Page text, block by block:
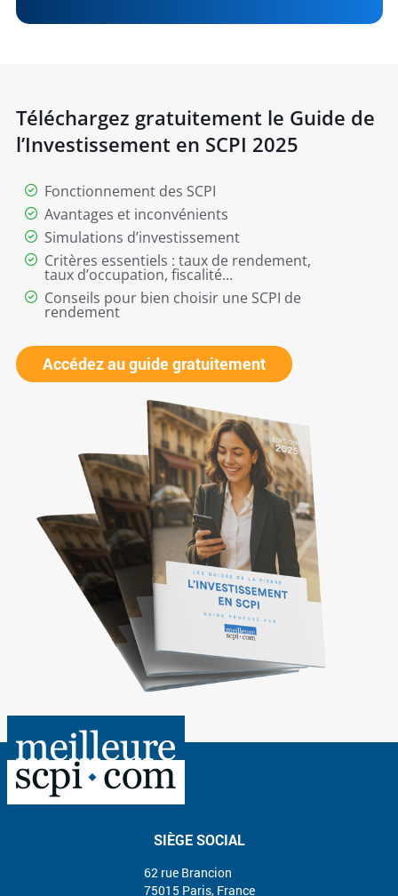
Téléchargez gratuitement le Guide de
l’Investissement en SCPI 2025
Fonctionnement des SCPI
Avantages et inconvénients
Simulations d’investissement
Critères essentiels : taux de rendement,
taux d’occupation, fiscalité...
Conseils pour bien choisir une SCPI de
rendement
Accédez au guide gratuitement
SIÈGE SOCIAL
62 rue Brancion
75015 Paris, France